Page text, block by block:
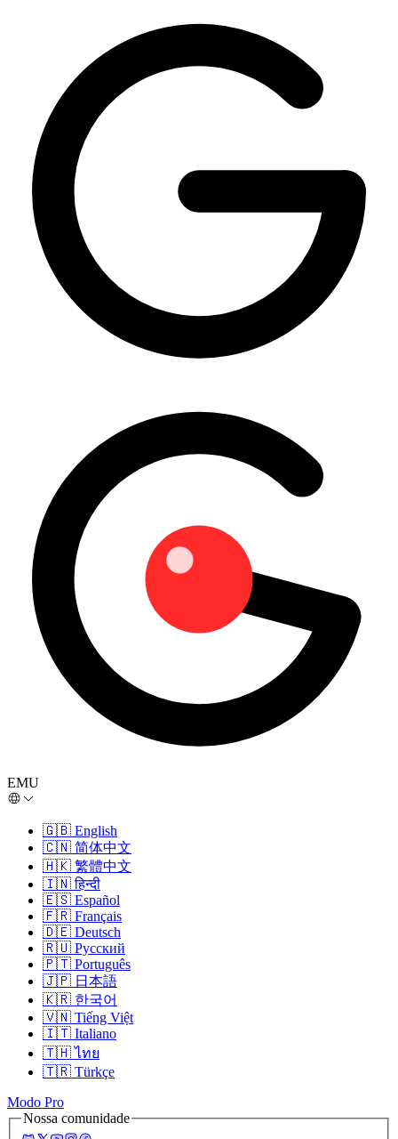
EMU
🇬🇧 English
🇨🇳 简体中文
🇭🇰 繁體中文
🇮🇳 हिन्दी
🇪🇸 Español
🇫🇷 Français
🇩🇪 Deutsch
🇷🇺 Русский
🇵🇹 Português
🇯🇵 日本語
🇰🇷 한국어
🇻🇳 Tiếng Việt
🇮🇹 Italiano
🇹🇭 ไทย
🇹🇷 Türkçe
Modo Pro
Nossa comunidade